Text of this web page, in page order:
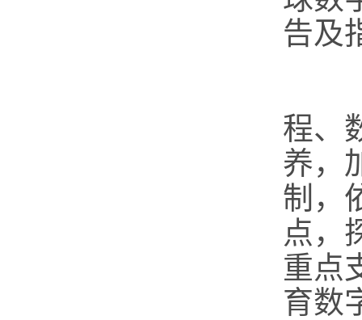
告及
程、
养，
制，
点，
重点
育数